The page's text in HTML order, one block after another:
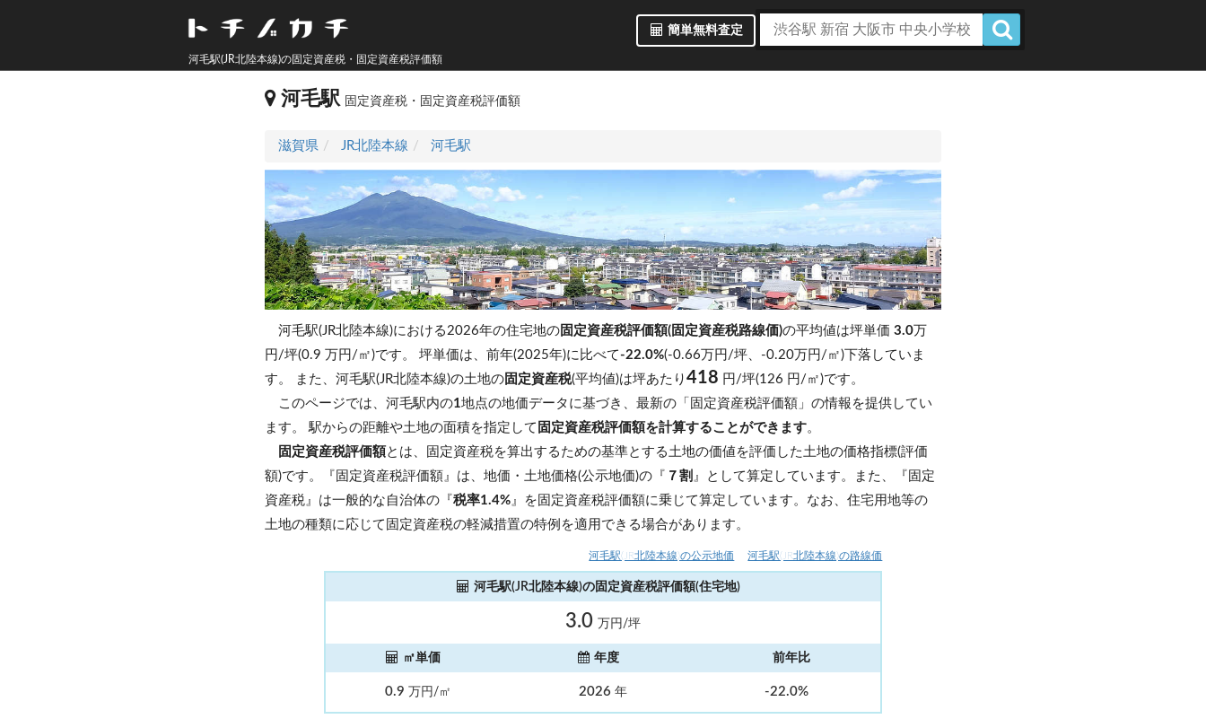
簡単無料査定
河毛駅(JR北陸本線)の固定資産税・固定資産税評価額
河毛駅 固定資産税・固定資産税評価額
滋賀県 JR北陸本線 河毛駅
河毛駅(JR北陸本線)における2026年の住宅地の 固定資産税評価額(固定資産税路線価)の平均値は坪単価3.0万
円/坪(0.9 万円/㎡)です。坪単価は、前年(2025年)に比べて-22.0%(-0.66万円/坪、-0.20万円/㎡)下落していま
す。
また、河毛駅(JR北陸本線)の土地の 固定資産税(平均値)は坪あたり418 円/坪(126 円/㎡)です。
このページでは、河毛駅内の1地点の地価データに基づき、最新の「固定資産税評価額」の情報を提供してい
ます。 駅からの距離や土地の面積を指定して 固定資産税評価額を計算することができます。
固定資産税評価額 とは、固定資産税を算出するための基準とする土地の価値を評価した土地の価格指標(評価
額)です。『固定資産税評価額』は、地価・土地価格(公示地価)の『 ７割 』として算定しています。また、『固定
資産税』は一般的な自治体の『税率1.4%』を固定資産税評価額に乗じて算定しています。なお、住宅用地等の
土地の種類に応じて固定資産税の軽減措置の特例を適用できる場合があります。
河毛駅(JR北陸本線)の公示地価 河毛駅(JR北陸本線)の路線価
河毛駅(JR北陸本線)の固定資産税評価額(住宅地)
3.0 万円/坪
㎡単価 年度 前年比
0.9 万円/㎡ 2026 年 -22.0%